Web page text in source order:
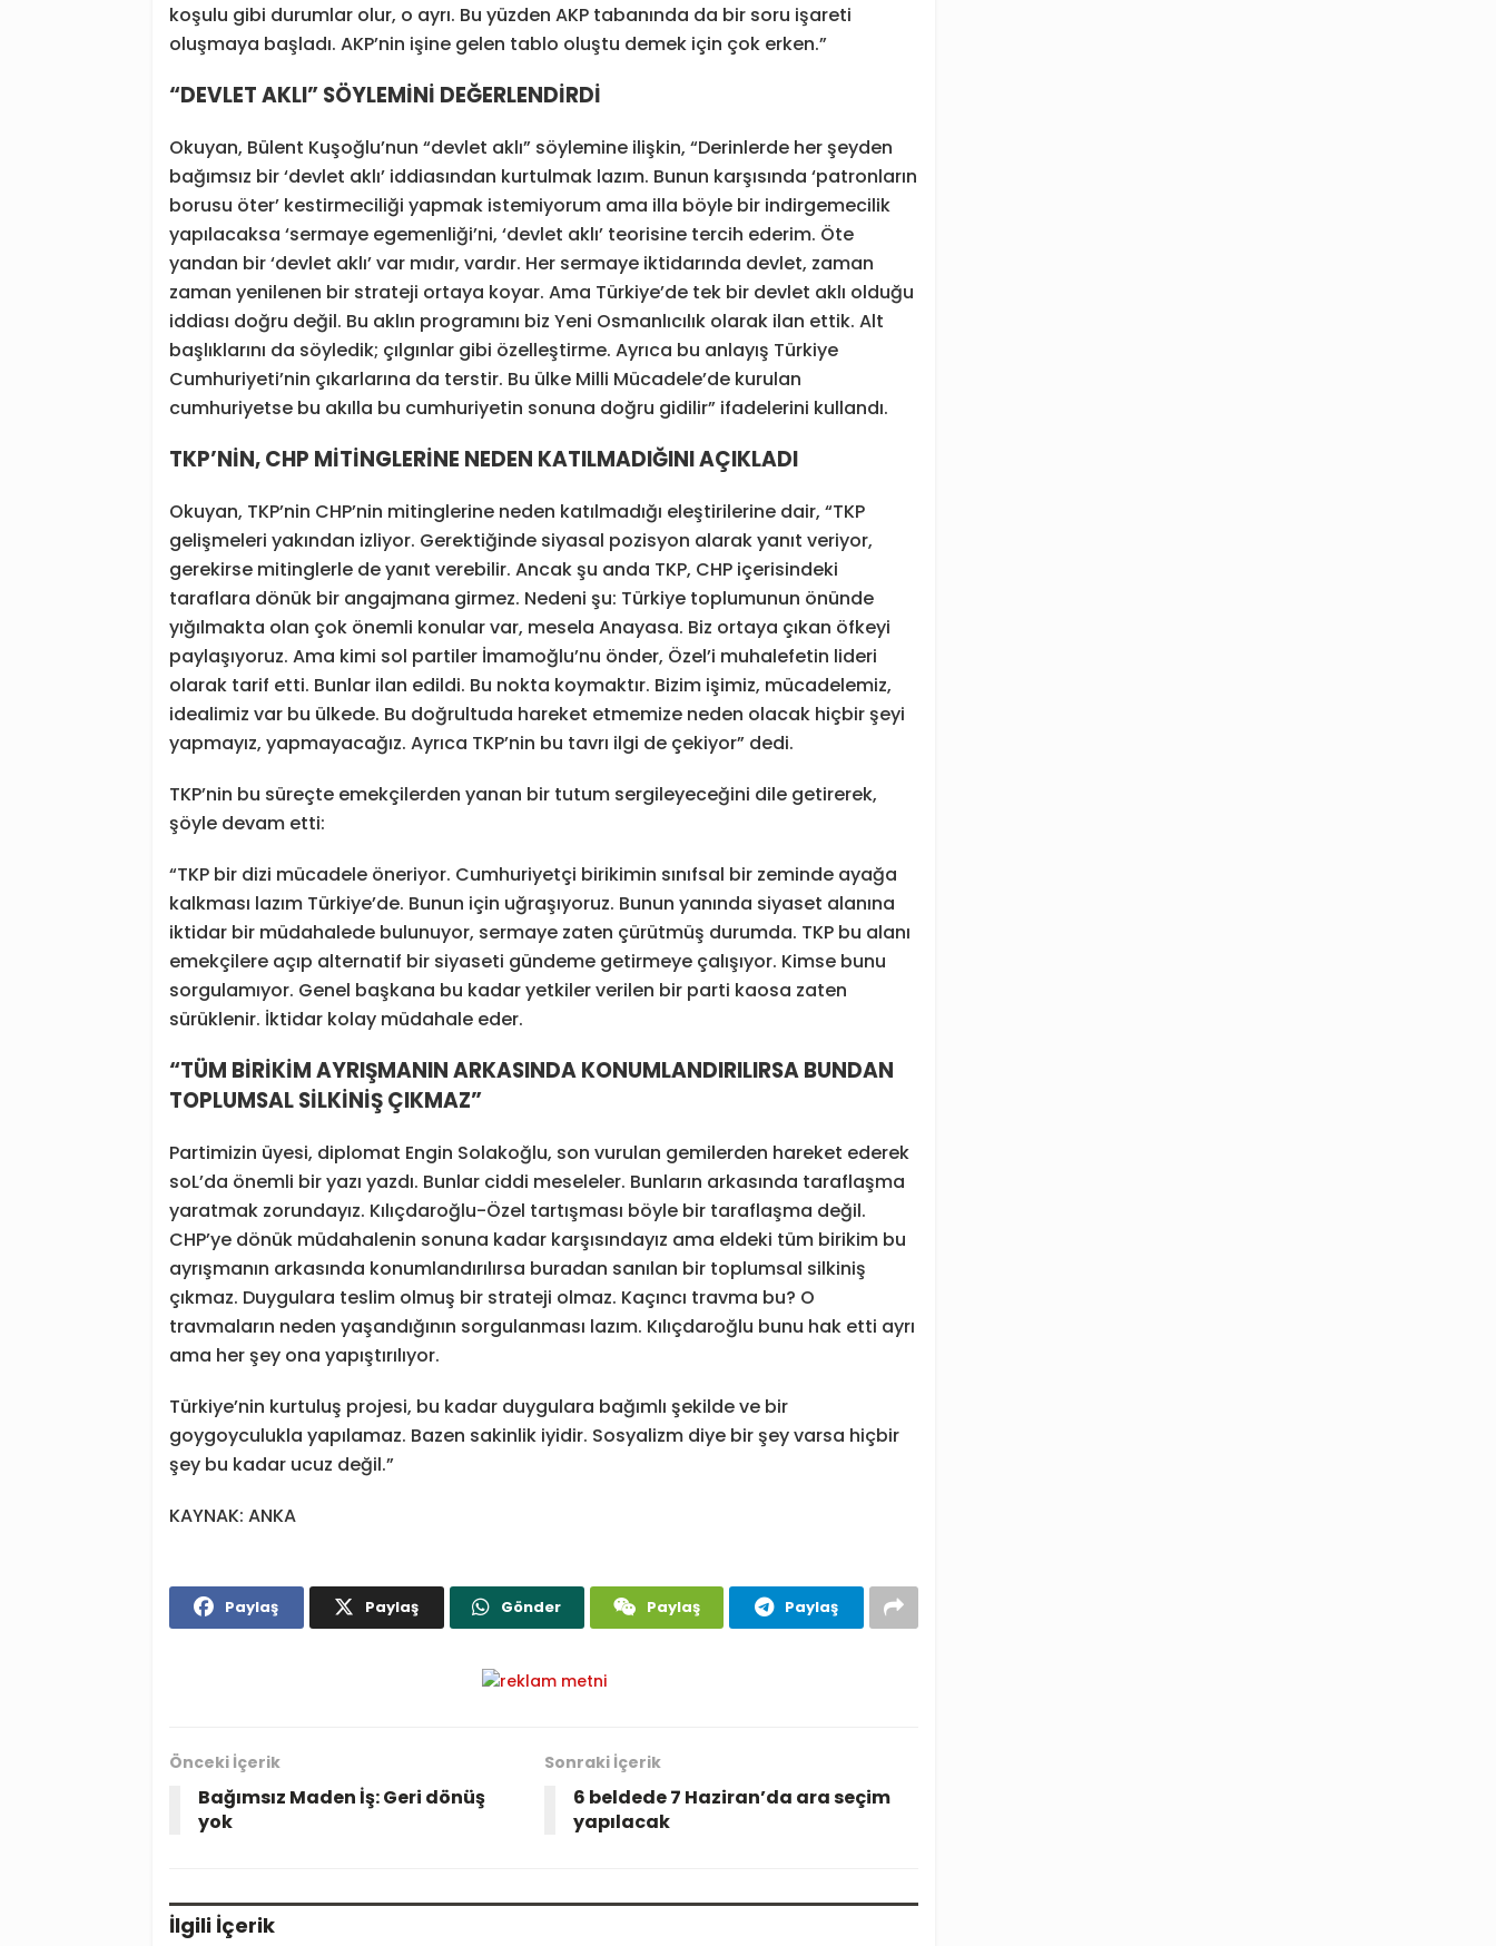
koşulu gibi durumlar olur, o ayrı. Bu yüzden AKP tabanında da bir soru işareti
oluşmaya başladı. AKP’nin işine gelen tablo oluştu demek için çok erken.”
“DEVLET AKLI” SÖYLEMİNİ DEĞERLENDİRDİ
Okuyan, Bülent Kuşoğlu’nun “devlet aklı” söylemine ilişkin, “Derinlerde her şeyden
bağımsız bir ‘devlet aklı’ iddiasından kurtulmak lazım. Bunun karşısında ‘patronların
borusu öter’ kestirmeciliği yapmak istemiyorum ama illa böyle bir indirgemecilik
yapılacaksa ‘sermaye egemenliği’ni, ‘devlet aklı’ teorisine tercih ederim. Öte
yandan bir ‘devlet aklı’ var mıdır, vardır. Her sermaye iktidarında devlet, zaman
zaman yenilenen bir strateji ortaya koyar. Ama Türkiye’de tek bir devlet aklı olduğu
iddiası doğru değil. Bu aklın programını biz Yeni Osmanlıcılık olarak ilan ettik. Alt
başlıklarını da söyledik; çılgınlar gibi özelleştirme. Ayrıca bu anlayış Türkiye
Cumhuriyeti’nin çıkarlarına da terstir. Bu ülke Milli Mücadele’de kurulan
cumhuriyetse bu akılla bu cumhuriyetin sonuna doğru gidilir” ifadelerini kullandı.
TKP’NİN, CHP MİTİNGLERİNE NEDEN KATILMADIĞINI AÇIKLADI
Okuyan, TKP’nin CHP’nin mitinglerine neden katılmadığı eleştirilerine dair, “TKP
gelişmeleri yakından izliyor. Gerektiğinde siyasal pozisyon alarak yanıt veriyor,
gerekirse mitinglerle de yanıt verebilir. Ancak şu anda TKP, CHP içerisindeki
taraflara dönük bir angajmana girmez. Nedeni şu: Türkiye toplumunun önünde
yığılmakta olan çok önemli konular var, mesela Anayasa. Biz ortaya çıkan öfkeyi
paylaşıyoruz. Ama kimi sol partiler İmamoğlu’nu önder, Özel’i muhalefetin lideri
olarak tarif etti. Bunlar ilan edildi. Bu nokta koymaktır. Bizim işimiz, mücadelemiz,
idealimiz var bu ülkede. Bu doğrultuda hareket etmemize neden olacak hiçbir şeyi
yapmayız, yapmayacağız. Ayrıca TKP’nin bu tavrı ilgi de çekiyor” dedi.
TKP’nin bu süreçte emekçilerden yanan bir tutum sergileyeceğini dile getirerek,
şöyle devam etti:
“TKP bir dizi mücadele öneriyor. Cumhuriyetçi birikimin sınıfsal bir zeminde ayağa
kalkması lazım Türkiye’de. Bunun için uğraşıyoruz. Bunun yanında siyaset alanına
iktidar bir müdahalede bulunuyor, sermaye zaten çürütmüş durumda. TKP bu alanı
emekçilere açıp alternatif bir siyaseti gündeme getirmeye çalışıyor. Kimse bunu
sorgulamıyor. Genel başkana bu kadar yetkiler verilen bir parti kaosa zaten
sürüklenir. İktidar kolay müdahale eder.
“TÜM BİRİKİM AYRIŞMANIN ARKASINDA KONUMLANDIRILIRSA BUNDAN
TOPLUMSAL SİLKİNİŞ ÇIKMAZ”
Partimizin üyesi, diplomat Engin Solakoğlu, son vurulan gemilerden hareket ederek
soL’da önemli bir yazı yazdı. Bunlar ciddi meseleler. Bunların arkasında taraflaşma
yaratmak zorundayız. Kılıçdaroğlu-Özel tartışması böyle bir taraflaşma değil.
CHP’ye dönük müdahalenin sonuna kadar karşısındayız ama eldeki tüm birikim bu
ayrışmanın arkasında konumlandırılırsa buradan sanılan bir toplumsal silkiniş
çıkmaz. Duygulara teslim olmuş bir strateji olmaz. Kaçıncı travma bu? O
travmaların neden yaşandığının sorgulanması lazım. Kılıçdaroğlu bunu hak etti ayrı
ama her şey ona yapıştırılıyor.
Türkiye’nin kurtuluş projesi, bu kadar duygulara bağımlı şekilde ve bir
goygoyculukla yapılamaz. Bazen sakinlik iyidir. Sosyalizm diye bir şey varsa hiçbir
şey bu kadar ucuz değil.”
KAYNAK: ANKA
Paylaş Paylaş Gönder Paylaş Paylaş
Önceki İçerik
Bağımsız Maden İş: Geri dönüş
yok
Sonraki İçerik
6 beldede 7 Haziran’da ara seçim
yapılacak
İlgili İçerik